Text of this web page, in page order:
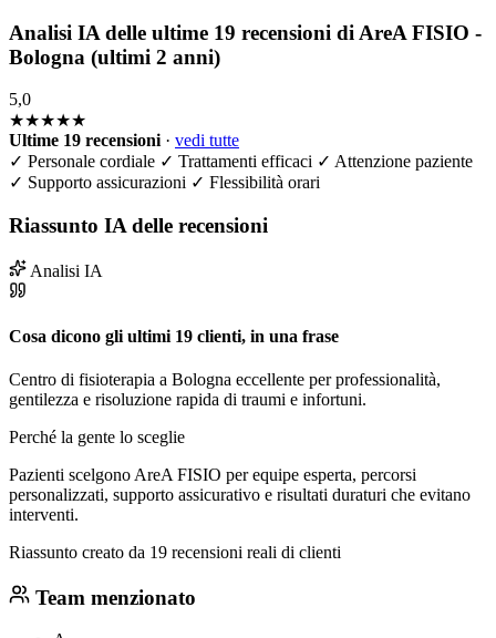
Analisi IA delle ultime 19 recensioni di AreA FISIO -
Bologna (ultimi 2 anni)
5,0
★★★★★
Ultime 19 recensioni · vedi tutte
✓ Personale cordiale ✓ Trattamenti efficaci ✓ Attenzione paziente
✓ Supporto assicurazioni ✓ Flessibilità orari
Riassunto IA delle recensioni
Analisi IA
Cosa dicono gli ultimi 19 clienti, in una frase
Centro di fisioterapia a Bologna eccellente per professionalità,
gentilezza e risoluzione rapida di traumi e infortuni.
Perché la gente lo sceglie
Pazienti scelgono AreA FISIO per equipe esperta, percorsi
personalizzati, supporto assicurativo e risultati duraturi che evitano
interventi.
Riassunto creato da 19 recensioni reali di clienti
Team menzionato